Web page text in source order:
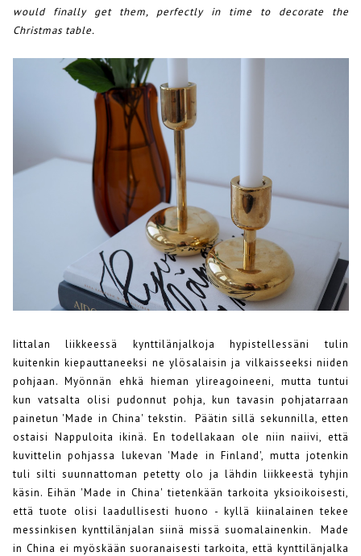
would finally get them, perfectly in time to decorate the
Christmas table.
Iittalan liikkeessä kynttilänjalkoja hypistellessäni tulin
kuitenkin kiepauttaneeksi ne ylösalaisin ja vilkaisseeksi niiden
pohjaan. Myönnän ehkä hieman ylireagoineeni, mutta tuntui
kun vatsalta olisi pudonnut pohja, kun tavasin pohjatarraan
painetun 'Made in China' tekstin. Päätin sillä sekunnilla, etten
ostaisi Nappuloita ikinä. En todellakaan ole niin naiivi, että
kuvittelin pohjassa lukevan 'Made in Finland', mutta jotenkin
tuli silti suunnattoman petetty olo ja lähdin liikkeestä tyhjin
käsin. Eihän 'Made in China' tietenkään tarkoita yksioikoisesti,
että tuote olisi laadullisesti huono - kyllä kiinalainen tekee
messinkisen kynttilänjalan siinä missä suomalainenkin. Made
in China ei myöskään suoranaisesti tarkoita, että kynttilänjalka